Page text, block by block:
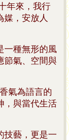
年來，我行
媒，安放人
一種無形的風
節氣、空間與
氣為語言的
，與當代生活
技藝，更是一